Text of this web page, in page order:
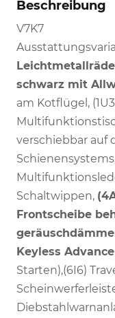
Beschreibung
V7K7
schwarz mit
am Kotflügel,
verschiebbar auf
Schaltwippen,
Frontscheibe
Keyless Advance
Starten),(6I6)